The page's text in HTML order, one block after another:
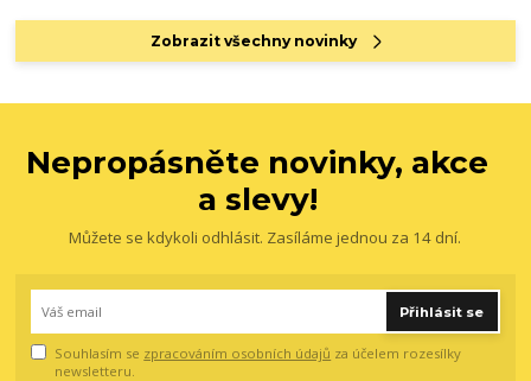
Zobrazit všechny novinky
Nepropásněte novinky, akce
a slevy!
Můžete se kdykoli odhlásit. Zasíláme jednou za 14 dní.
Přihlásit se
Souhlasím se zpracováním osobních údajů za účelem rozesílky
newsletteru.